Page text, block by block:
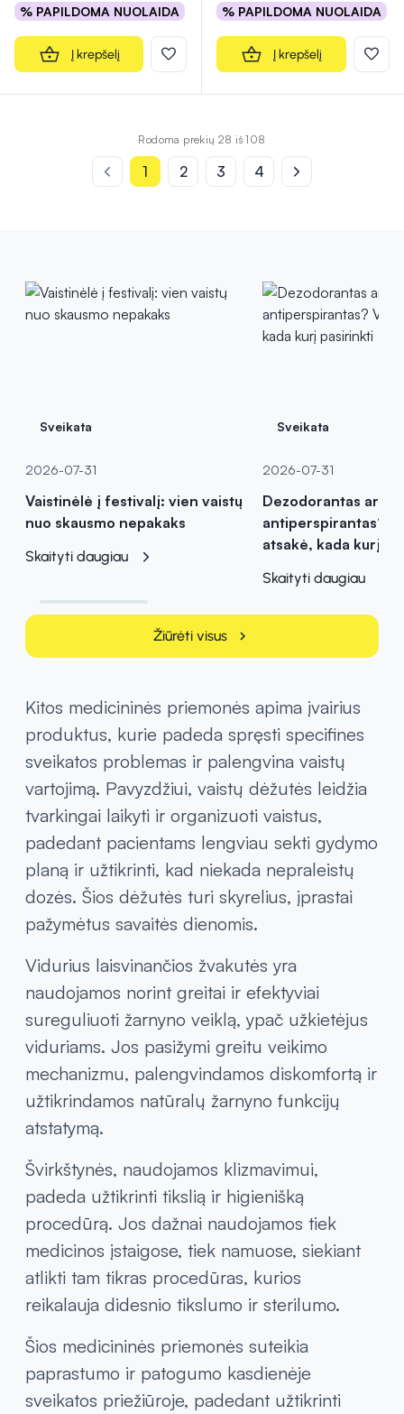
% PAPILDOMA NUOLAIDA
Į krepšelį
% PAPILDOMA NUOLAIDA
Į krepšelį
Rodoma prekių 28 iš 108
1 2 3 4
Sveikata
2026-07-31
Vaistinėlė į festivalį: vien vaistų
nuo skausmo nepakaks
Skaityti daugiau
Sveikata
2026-07-31
Dezodorantas ar
antiperspirantas?
atsakė, kada kurį
Skaityti daugiau
Žiūrėti visus chevron_right
Kitos medicininės priemonės apima įvairius
produktus, kurie padeda spręsti specifines
sveikatos problemas ir palengvina vaistų
vartojimą. Pavyzdžiui, vaistų dėžutės leidžia
tvarkingai laikyti ir organizuoti vaistus,
padedant pacientams lengviau sekti gydymo
planą ir užtikrinti, kad niekada nepraleistų
dozės. Šios dėžutės turi skyrelius, įprastai
pažymėtus savaitės dienomis.
Vidurius laisvinančios žvakutės yra
naudojamos norint greitai ir efektyviai
sureguliuoti žarnyno veiklą, ypač užkietėjus
viduriams. Jos pasižymi greitu veikimo
mechanizmu, palengvindamos diskomfortą ir
užtikrindamos natūralų žarnyno funkcijų
atstatymą.
Švirkštynės, naudojamos klizmavimui,
padeda užtikrinti tikslią ir higienišką
procedūrą. Jos dažnai naudojamos tiek
medicinos įstaigose, tiek namuose, siekiant
atlikti tam tikras procedūras, kurios
reikalauja didesnio tikslumo ir sterilumo.
Šios medicininės priemonės suteikia
paprastumo ir patogumo kasdienėje
sveikatos priežiūroje, padedant užtikrinti